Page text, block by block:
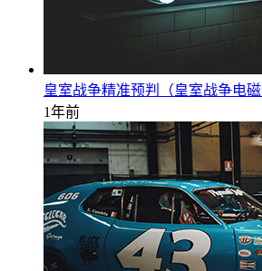
皇室战争精准预判（皇室战争电磁
1年前